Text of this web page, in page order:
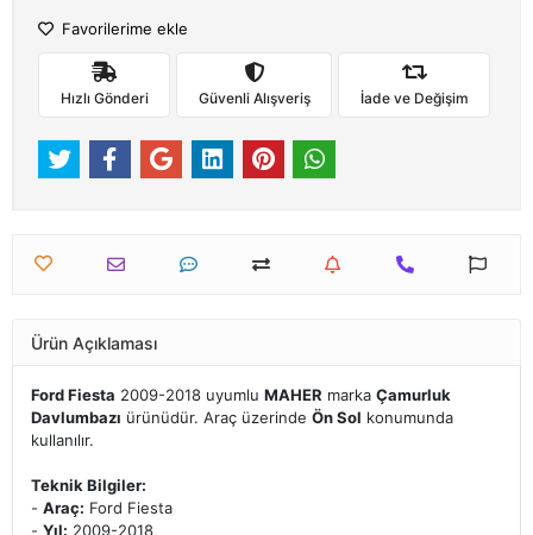
Favorilerime ekle
Hızlı Gönderi Güvenli Alışveriş İade ve Değişim
Ürün Açıklaması
Ford Fiesta 2009-2018 uyumlu MAHER marka Çamurluk
Davlumbazı ürünüdür. Araç üzerinde Ön Sol konumunda
kullanılır.
Teknik Bilgiler:
- Araç: Ford Fiesta
- Yıl: 2009-2018